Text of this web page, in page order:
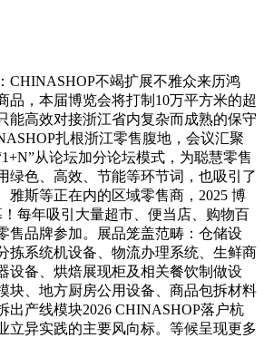
不竭扩展不雅众来历鸿
品，本届博览会将打制10万平方米的超
能高效对接浙江省内复杂而成熟的保守
扎根浙江零售腹地，会议汇聚
从论坛加分论坛模式，为聪慧零售
绿色、高效、节能等环节词，也吸引了
雅斯等正在内的区域零售商，2025 博
每年吸引大量超市、便当店、购物百
售品牌参加。展品笼盖范畴：仓储设
拣系统机设备、物流办理系统、生鲜商
设备、烘焙展现柜及相关餐饮制做设
块、地方厨房公用设备、商品包拆材料
出产线模块2026 CHINASHOP落户杭
立异实践的主要风向标。等候呈现更多